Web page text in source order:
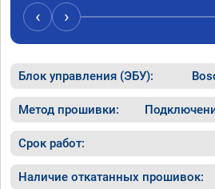
‹ ›
Блок управления (ЭБУ):
Метод прошивки:
Срок работ:
Наличие откатанных прошивок: